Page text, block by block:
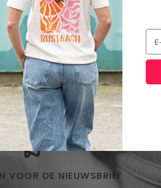
Licht optimistisch T-shirt heren
24,95 €12,50
VOOR DE NIEUWSBRIEF
Email